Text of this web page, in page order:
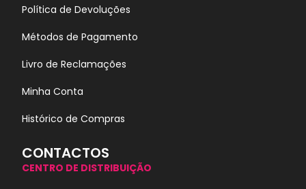
Política de Devoluções
Métodos de Pagamento
Livro de Reclamações
Minha Conta
Histórico de Compras
CONTACTOS
CENTRO DE DISTRIBUIÇÃO